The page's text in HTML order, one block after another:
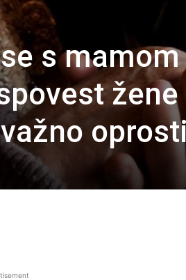
s